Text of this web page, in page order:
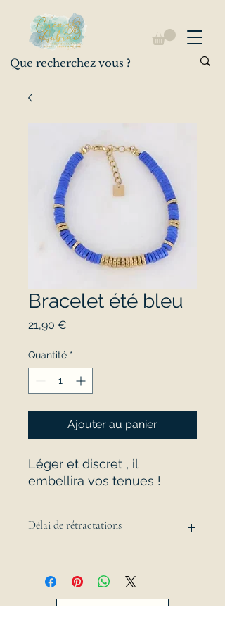
Bracelet été bleu
21,90 €
Quantité *
Ajouter au panier
Léger et discret , il
embellira vos tenues !
Délai de rétractations